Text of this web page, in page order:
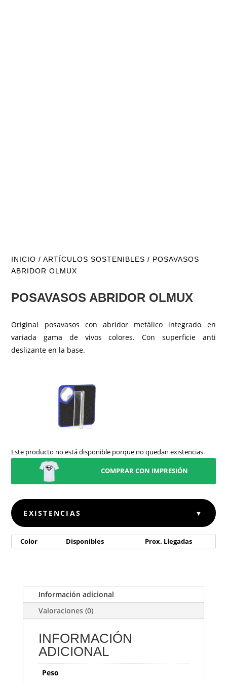
INICIO /ARTÍCULOS SOSTENIBLES / POSAVASOS
ABRIDOR OLMUX
POSAVASOS ABRIDOR OLMUX
Original posavasos con abridor metálico integrado en
variada gama de vivos colores. Con superficie anti
deslizante en la base.
Este producto no está disponible porque no quedan existencias.
COMPRAR CON IMPRESIÓN
EXISTENCIAS ▼
Color Disponibles Prox. Llegadas
Información adicional
Valoraciones (0)
INFORMACIÓN
ADICIONAL
Peso